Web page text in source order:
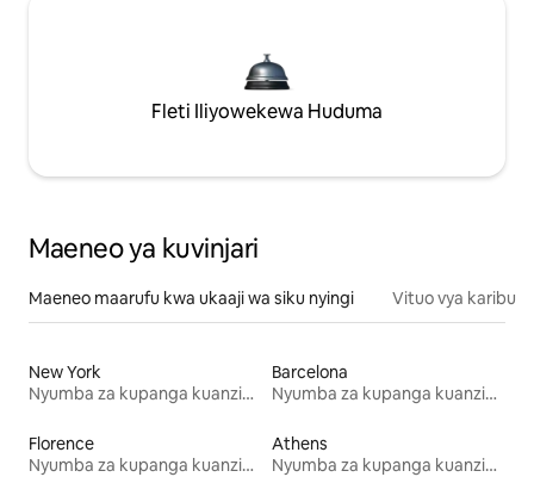
Fleti Iliyowekewa Huduma
Maeneo ya kuvinjari
Maeneo maarufu kwa ukaaji wa siku nyingi Vituo vya karibu
New York
Nyumba za kupanga kuanzia mwezi mmoja
Barcelona
Nyumba za kupanga kuanzia mwezi mmoja
Florence
Nyumba za kupanga kuanzia mwezi mmoja
Athens
Nyumba za kupanga kuanzia mwezi mmoja